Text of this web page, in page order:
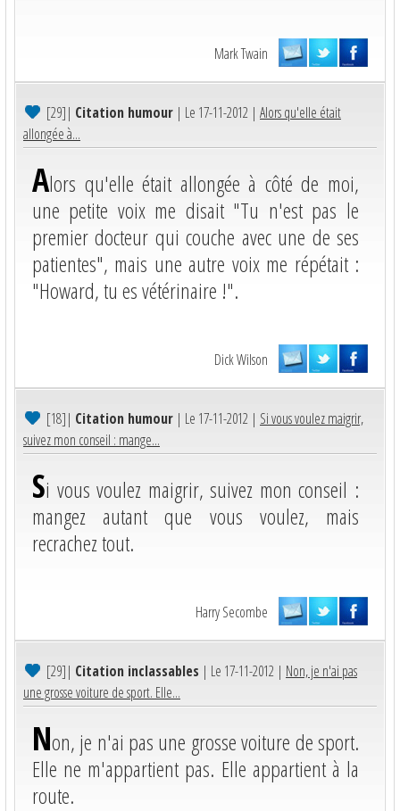
Mark Twain
[29]| Citation humour | Le 17-11-2012 | Alors qu'elle était
allongée à...
Alors qu'elle était allongée à côté de moi,
une petite voix me disait "Tu n'est pas le
premier docteur qui couche avec une de ses
patientes", mais une autre voix me répétait :
"Howard, tu es vétérinaire !".
Dick Wilson
[18]| Citation humour | Le 17-11-2012 | Si vous voulez maigrir,
suivez mon conseil : mange...
Si vous voulez maigrir, suivez mon conseil :
mangez autant que vous voulez, mais
recrachez tout.
Harry Secombe
[29]| Citation inclassables | Le 17-11-2012 | Non, je n'ai pas
une grosse voiture de sport. Elle...
Non, je n'ai pas une grosse voiture de sport.
Elle ne m'appartient pas. Elle appartient à la
route.